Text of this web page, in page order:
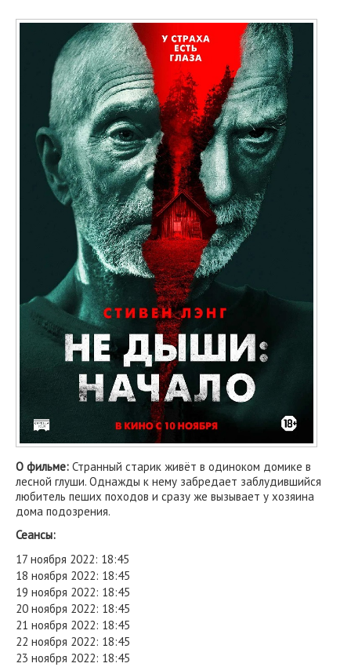
О фильме: Странный старик живёт в одиноком домике в
лесной глуши. Однажды к нему забредает заблудившийся
любитель пеших походов и сразу же вызывает у хозяина
дома подозрения.
Сеансы:
17 ноября 2022: 18:45
18 ноября 2022: 18:45
19 ноября 2022: 18:45
20 ноября 2022: 18:45
21 ноября 2022: 18:45
22 ноября 2022: 18:45
23 ноября 2022: 18:45